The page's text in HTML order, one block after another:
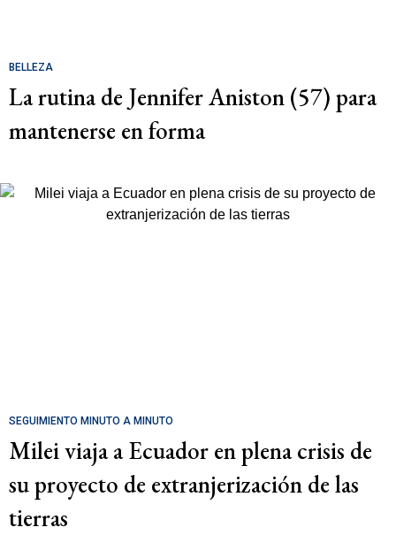
BELLEZA
La rutina de Jennifer Aniston (57) para
mantenerse en forma
SEGUIMIENTO MINUTO A MINUTO
Milei viaja a Ecuador en plena crisis de
su proyecto de extranjerización de las
tierras